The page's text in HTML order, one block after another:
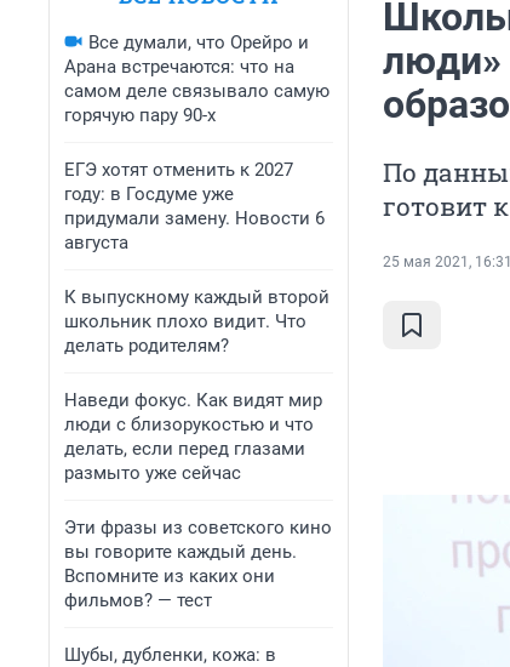
Все думали, что Орейро и
Арана встречаются: что на
самом деле связывало самую
горячую пару 90-х
ЕГЭ хотят отменить к 2027
году: в Госдуме уже
придумали замену. Новости 6
августа
К выпускному каждый второй
школьник плохо видит. Что
делать родителям?
Наведи фокус. Как видят мир
люди с близорукостью и что
делать, если перед глазами
размыто уже сейчас
Эти фразы из советского кино
вы говорите каждый день.
Вспомните из каких они
фильмов? — тест
Шубы, дубленки, кожа: в
люди»
По
готовит
25 мая 2021, 16:31